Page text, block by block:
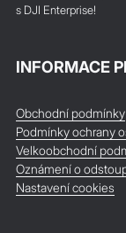
s DJI Enterprise!
INFORMACE
Obchodní podmínky
Podmínky ochrany
Velkoobchodní
Oznámení o
Nastavení cookies